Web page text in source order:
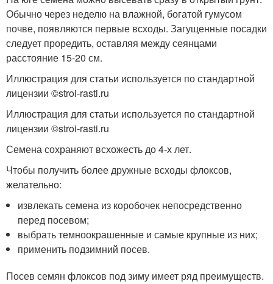
Обычно через неделю на влажной, богатой гумусом
почве, появляются первые всходы. Загущенные посадки
следует проредить, оставляя между сеянцами
расстояние 15-20 см.
Иллюстрация для статьи используется по стандартной
лицензии ©stroi-rasti.ru
Иллюстрация для статьи используется по стандартной
лицензии ©stroi-rasti.ru
Семена сохраняют всхожесть до 4-х лет.
Чтобы получить более дружные всходы флоксов,
желательно:
извлекать семена из коробочек непосредственно
перед посевом;
выбрать темноокрашенные и самые крупные из них;
применить подзимний посев.
Посев семян флоксов под зиму имеет ряд преимуществ.